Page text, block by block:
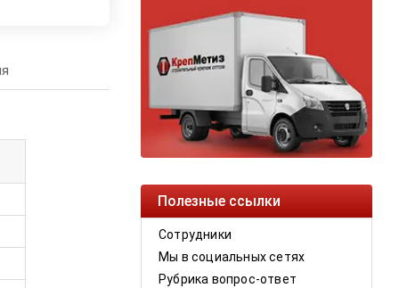
Полезные ссылки
Сотрудники
Мы в социальных сетях
Рубрика вопрос-ответ